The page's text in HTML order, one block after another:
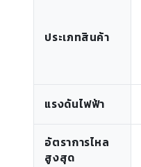
ประเภทสินค้า
แรงดันไฟฟ้า
อัตราการไหล
สูงสุด